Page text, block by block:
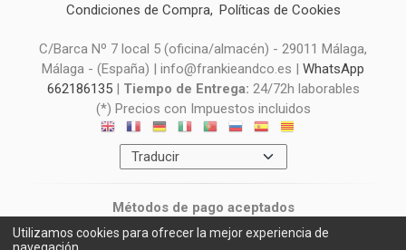
Condiciones de Compra Políticas de Cookies
C/Barca Nº 7 local 5 (oficina/almacén) - 29011 Málaga,
Málaga - (España) | info@frankieandco.es | WhatsApp
662186135| Tiempo de Entrega: 24/72h laborables
(*) Precios con Impuestos incluidos
Métodos de pago aceptados
Utilizamos cookies para ofrecer la mejor experiencia de